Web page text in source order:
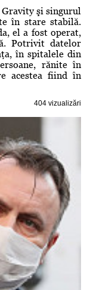
şi singurul
în stare stabilă.
el a fost operat,
Potrivit datelor
în spitalele din
rănite în
acestea fiind în
404 vizualizări